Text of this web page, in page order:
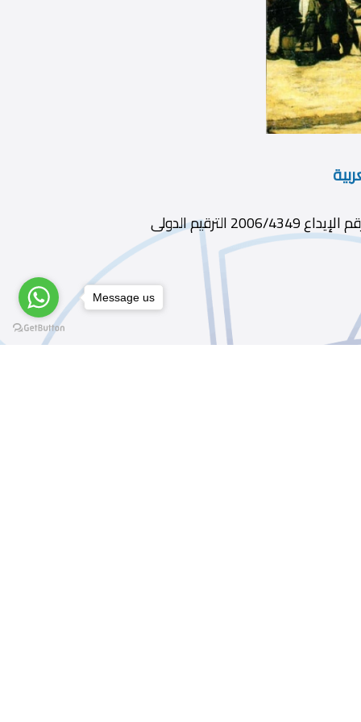
ديوى 306.4 الطبعة 1 الناشر دار العالم الثالث سنة النشر 2006 رقم الإيداع 2006/4349 الترقيم الدولى
Message us